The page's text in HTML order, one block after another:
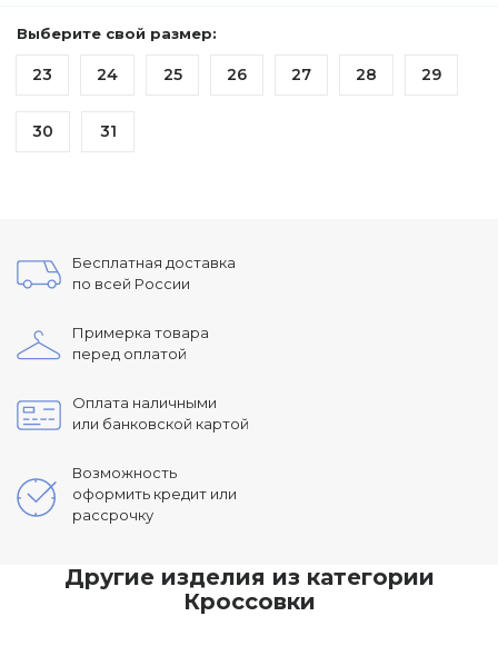
Выберите свой размер:
23 24 25 26 27 28 29
30 31
Бесплатная доставка
по всей России
Примерка товара
перед оплатой
Оплата наличными
или банковской картой
Возможность
оформить кредит или
рассрочку
Другие изделия из категории
Кроссовки